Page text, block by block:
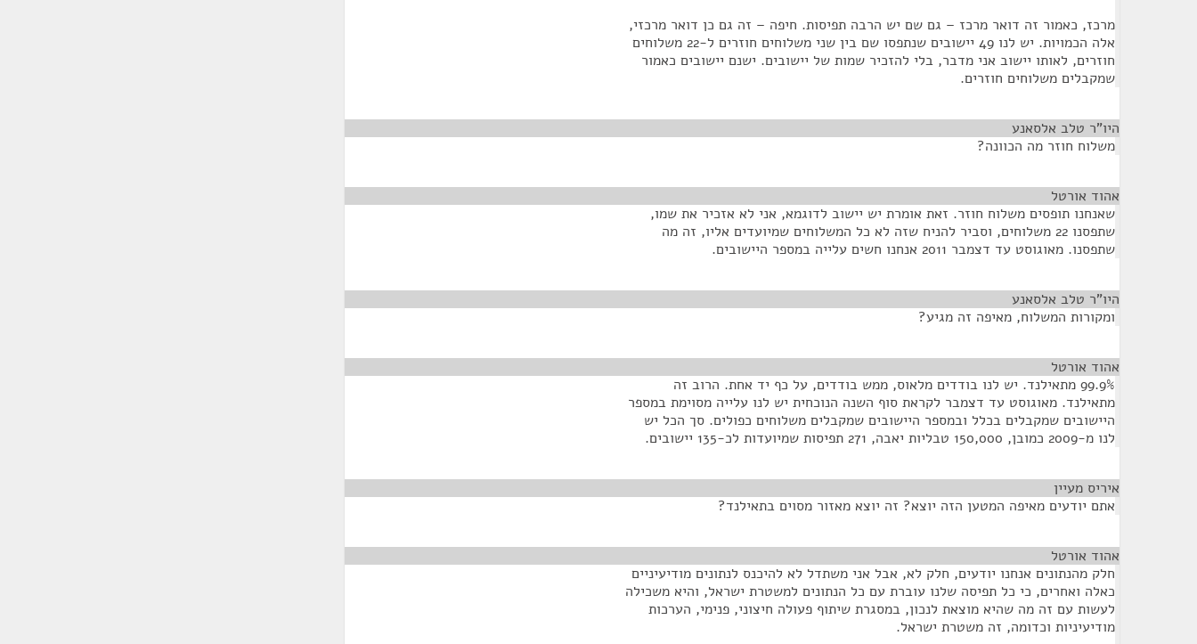
מרכז, כאמור זה דואר מרכז – גם שם יש הרבה תפיסות. חיפה – זה גם כן דואר מרכזי,
אלה הכמויות. יש לנו 49 יישובים שנתפסו שם בין שני משלוחים חוזרים ל-22 משלוחים
חוזרים, לאותו יישוב אני מדבר, בלי להזכיר שמות של יישובים. ישנם יישובים כאמור
שמקבלים משלוחים חוזרים.
היו"ר טלב אלסאנע
משלוח חוזר מה הכוונה?
אהוד אורטל
שאנחנו תופסים משלוח חוזר. זאת אומרת יש יישוב לדוגמא, אני לא אזכיר את שמו,
שתפסנו 22 משלוחים, וסביר להניח שזה לא כל המשלוחים שמיועדים אליו, זה מה
שתפסנו. מאוגוסט עד דצמבר 2011 אנחנו חשים עלייה במספר היישובים.
היו"ר טלב אלסאנע
ומקורות המשלוח, מאיפה זה מגיע?
אהוד אורטל
99.9% מתאילנד. יש לנו בודדים מלאוס, ממש בודדים, על כף יד אחת. הרוב זה
מתאילנד. מאוגוסט עד דצמבר לקראת סוף השנה הנוכחית יש לנו עלייה מסוימת במספר
היישובים שמקבלים בכלל ובמספר היישובים שמקבלים משלוחים כפולים. סך הכל יש
לנו מ-2009 כמובן, 150,000 טבליות יאבה, 271 תפיסות שמיועדות לכ-135 יישובים.
איריס מעיין
אתם יודעים מאיפה המטען הזה יוצא? זה יוצא מאזור מסוים בתאילנד?
אהוד אורטל
חלק מהנתונים אנחנו יודעים, חלק לא, אבל אני משתדל לא להיכנס לנתונים מודיעיניים
כאלה ואחרים, כי כל תפיסה שלנו עוברת עם כל הנתונים למשטרת ישראל, והיא משכילה
לעשות עם זה מה שהיא מוצאת לנכון, במסגרת שיתוף פעולה חיצוני, פנימי, הערכות
מודיעיניות וכדומה, זה משטרת ישראל.